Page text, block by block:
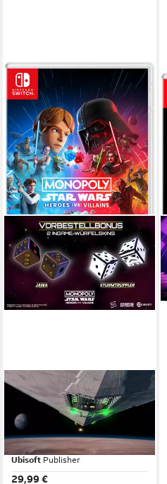
UBISOFT
Monopoly: Star Wars™
Heroes vs. Villains
Nintendo Switch Plattform
ab 6 Jahren USK-Freigabe
Ubisoft Publisher
29,99 €